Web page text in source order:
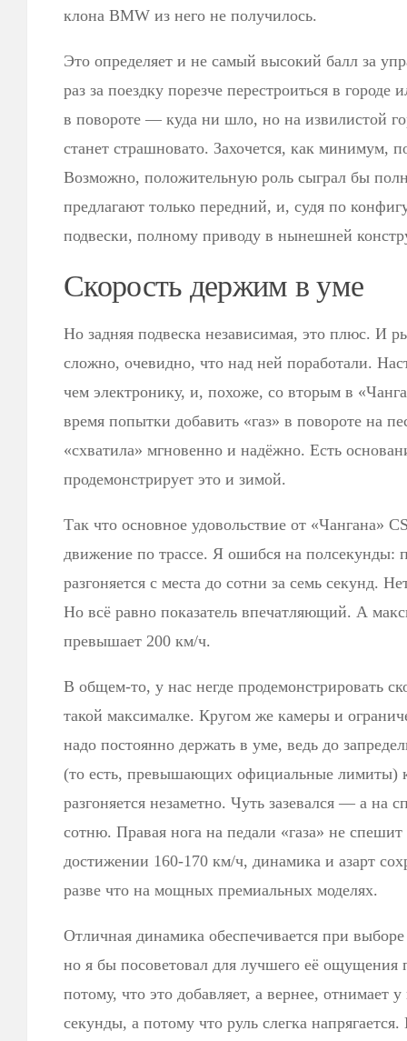
клона BMW из него не получилось.
Это определяет и не самый высокий балл за
раз за поездку порезче перестроиться в городе
в повороте — куда ни шло, но на извилистой
станет страшновато. Захочется, как минимум,
Возможно, положительную роль сыграл бы
предлагают только передний, и, судя по
подвески, полному приводу в нынешней
Скорость держим в уме
Но задняя подвеска независимая, это плюс. И
сложно, очевидно, что над ней поработали.
чем электронику, и, похоже, со вторым в
время попытки добавить «газ» в повороте на
«схватила» мгновенно и надёжно. Есть
продемонстрирует это и зимой.
Так что основное удовольствие от «Чангана»
движение по трассе. Я ошибся на полсекунды:
разгоняется с места до сотни за семь секунд.
Но всё равно показатель впечатляющий. А
превышает 200 км/ч.
В общем-то, у нас негде продемонстрировать
такой максималке. Кругом же камеры и
надо постоянно держать в уме, ведь до
(то есть, превышающих официальные лимиты)
разгоняется незаметно. Чуть зазевался — а на
сотню. Правая нога на педали «газа» не
достижении 160-170 км/ч, динамика и азарт
разве что на мощных премиальных моделях.
Отличная динамика обеспечивается при
но я бы посоветовал для лучшего её ощущения
потому, что это добавляет, а вернее, отнимает
секунды, а потому что руль слегка